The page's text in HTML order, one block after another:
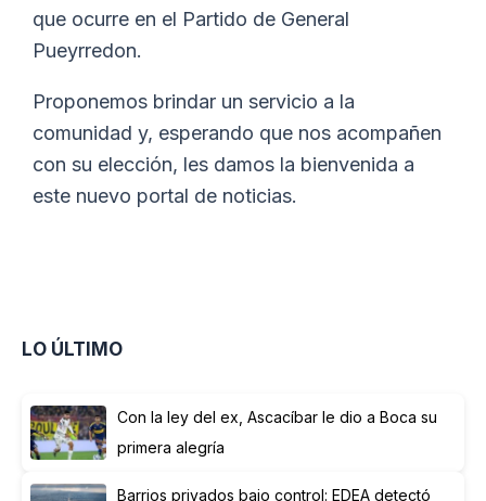
que ocurre en el Partido de General
Pueyrredon.
Proponemos brindar un servicio a la
comunidad y, esperando que nos acompañen
con su elección, les damos la bienvenida a
este nuevo portal de noticias.
LO ÚLTIMO
Con la ley del ex, Ascacíbar le dio a Boca su
primera alegría
Barrios privados bajo control: EDEA detectó